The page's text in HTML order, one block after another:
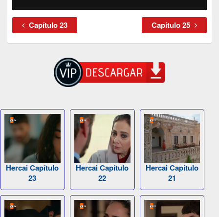
Capítulo 23 Capítulo 25
Hercai Capítulo
23
Hercai Capítulo
22
Hercai Capítulo
21